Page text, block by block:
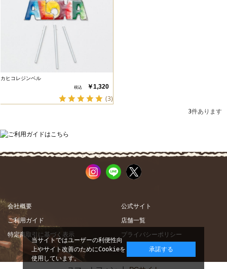
カヒコレジンベル
￥1,320
(3)
3件あります
会社概要
公式サイト
ご利用ガイド
店舗一覧
特定商取引に基づく表示
プライバシーポリシー
当サイトではユーザーの利便性向
上やサイト改善のためにCookieを
使用しています。
承諾する